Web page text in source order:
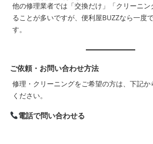
他の修理業者では「交換だけ」「クリーニ
ることが多いですが、便利屋BUZZなら一度
す。
ご依頼・お問い合わせ方法
修理・クリーニングをご希望の方は、下記
ください。
電話で問い合わせる